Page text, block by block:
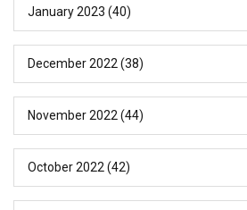
January 2023 (40)
December 2022 (38)
November 2022 (44)
October 2022 (42)